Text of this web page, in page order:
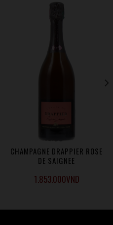
CHAMPAGNE DRAPPIER ROSE
DE SAIGNEE
1.853.000VND